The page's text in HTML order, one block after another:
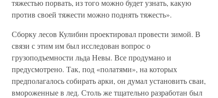
тяжестью порвать, из того можно будет узнать, какую
против своей тяжести можно поднять тяжесть».
Сборку лесов Кулибин проектировал провести зимой. В
связи с этим им был исследован вопрос о
грузоподъемности льда Невы. Все продумано и
предусмотрено. Так, под «полатями», на которых
предполагалось собирать арки, он думал установить сваи,
вмороженные в лед. Столь же тщательно разработан был